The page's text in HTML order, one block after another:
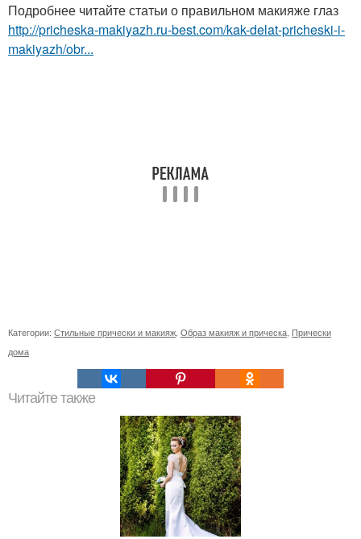
Подробнее читайте статьи о правильном макияже глаз
http://pricheska-makiyazh.ru-best.com/kak-delat-pricheski-i-
makiyazh/obr...
Категории: Стильные прически и макияж Образ макияж и прическа Прически
дома
Читайте также